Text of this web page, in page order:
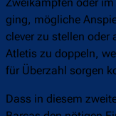
Zweikämpfen oder
ging, mögliche
clever zu stellen oder
Atletis zu doppeln,
für Überzahl sorgen
Dass in diesem